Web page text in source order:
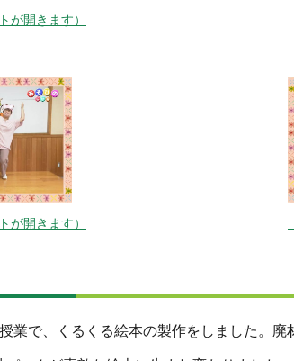
が開きます）
が開きます）
業で、くるくる絵本の製作をしました。廃